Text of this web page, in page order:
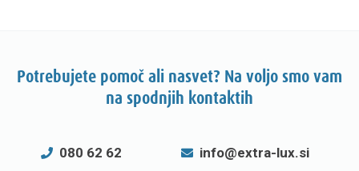
Potrebujete pomoč ali nasvet? Na voljo smo vam
na spodnjih kontaktih
080 62 62 info@extra-lux.si